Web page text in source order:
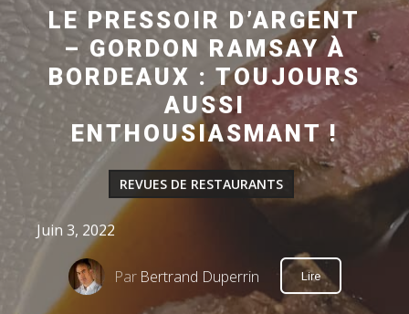
LE PRESSOIR D’ARGENT
– GORDON RAMSAY À
BORDEAUX : TOUJOURS
AUSSI
ENTHOUSIASMANT !
REVUES DE RESTAURANTS
Juin 3, 2022
Par Bertrand Duperrin Lire